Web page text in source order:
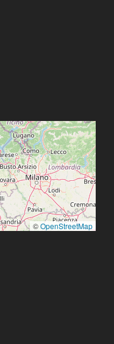
©OpenStreetMap